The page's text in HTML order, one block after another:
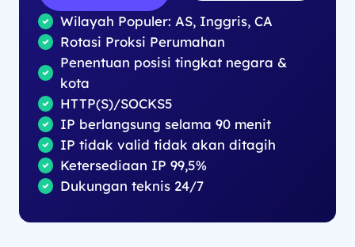
Wilayah Populer: AS, Inggris, CA
Rotasi Proksi Perumahan
Penentuan posisi tingkat negara &
kota
HTTP(S)/SOCKS5
IP berlangsung selama 90 menit
IP tidak valid tidak akan ditagih
Ketersediaan IP 99,5%
Dukungan teknis 24/7